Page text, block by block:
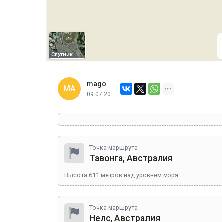
Спутник
MA
mago
09.07.20
Точка маршрута
Тавонга, Австралия
Высота 611 метров над уровнем моря
Точка маршрута
Нелс, Австралия